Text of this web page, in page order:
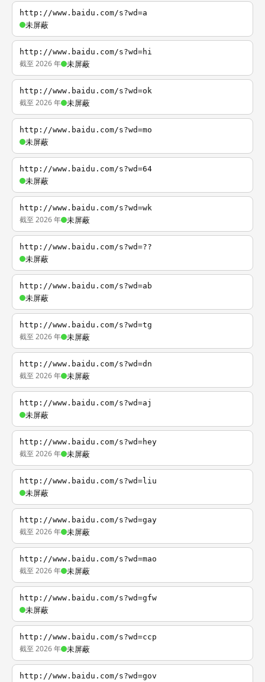
http://www.baidu.com/s?wd=a
未屏蔽
http://www.baidu.com/s?wd=hi
截至 2026 年 未屏蔽
http://www.baidu.com/s?wd=ok
截至 2026 年 未屏蔽
http://www.baidu.com/s?wd=mo
未屏蔽
http://www.baidu.com/s?wd=64
未屏蔽
http://www.baidu.com/s?wd=wk
截至 2026 年 未屏蔽
http://www.baidu.com/s?wd=??
未屏蔽
http://www.baidu.com/s?wd=ab
未屏蔽
http://www.baidu.com/s?wd=tg
截至 2026 年 未屏蔽
http://www.baidu.com/s?wd=dn
截至 2026 年 未屏蔽
http://www.baidu.com/s?wd=aj
未屏蔽
http://www.baidu.com/s?wd=hey
截至 2026 年 未屏蔽
http://www.baidu.com/s?wd=liu
未屏蔽
http://www.baidu.com/s?wd=gay
截至 2026 年 未屏蔽
http://www.baidu.com/s?wd=mao
截至 2026 年 未屏蔽
http://www.baidu.com/s?wd=gfw
未屏蔽
http://www.baidu.com/s?wd=ccp
截至 2026 年 未屏蔽
http://www.baidu.com/s?wd=gov